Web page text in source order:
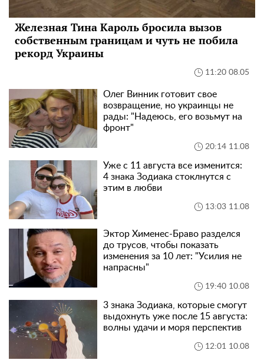
Железная Тина Кароль бросила вызов
собственным границам и чуть не побила
рекорд Украины
11:20 08.05
Олег Винник готовит свое
возвращение, но украинцы не
рады: "Надеюсь, его возьмут на
фронт"
20:14 11.08
Уже с 11 августа все изменится:
4 знака Зодиака стоклнутся с
этим в любви
13:03 11.08
Эктор Хименес-Браво разделся
до трусов, чтобы показать
изменения за 10 лет: "Усилия не
напрасны"
19:40 10.08
3 знака Зодиака, которые смогут
выдохнуть уже после 15 августа:
волны удачи и моря перспектив
12:01 10.08